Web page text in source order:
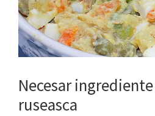
Necesar
ruseasca